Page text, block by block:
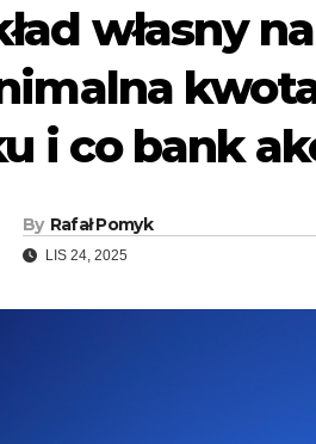
własny
i co bank
By Rafał Pomyk
LIS 24, 2025